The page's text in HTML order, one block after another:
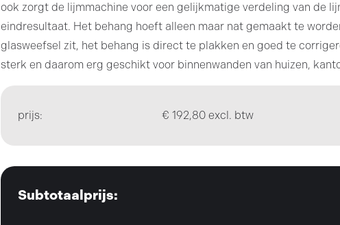
ook zorgt de lijmmachine voor een gelijkmatige verdeling van de
eindresultaat. Het behang hoeft alleen maar nat gemaakt te
glasweefsel zit, het behang is direct te plakken en goed te
sterk en daarom erg geschikt voor binnenwanden van huizen,
prijs: € 192,80 excl. btw
Subtotaalprijs: